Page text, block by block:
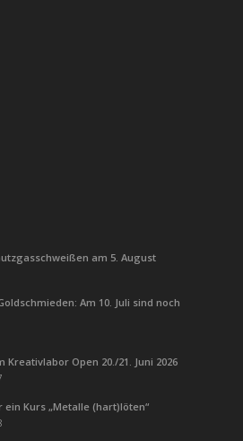
am 5. August
Am 10. Juli sind noch
Kreativlabor Open 20./21. Juni 2026
ein Kurs „Metalle (hart)löten“